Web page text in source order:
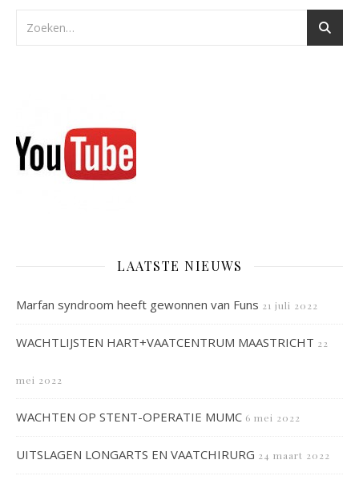
LAATSTE NIEUWS
Marfan syndroom heeft gewonnen van Funs 21 juli 2022
WACHTLIJSTEN HART+VAATCENTRUM MAASTRICHT 22
mei 2022
WACHTEN OP STENT-OPERATIE MUMC 6 mei 2022
UITSLAGEN LONGARTS EN VAATCHIRURG 24 maart 2022